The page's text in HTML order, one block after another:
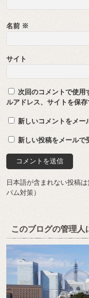
名前 ※
サイト
次回のコメントで使用
ルアドレス、サイトを保存
新しいコメントをメー
新しい投稿をメールで
日本語が含まれない投稿
パム対策）
このブログの管理人